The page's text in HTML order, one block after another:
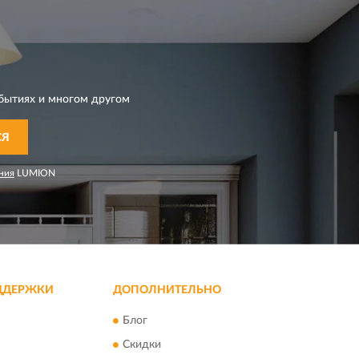
и многом другом
LUMION
ДОПОЛНИТЕЛЬНО
Блог
Скидки